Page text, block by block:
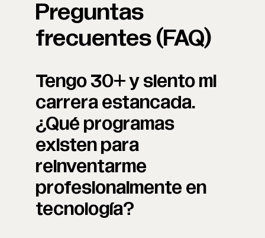
Preguntas
frecuentes (FAQ)
Tengo 30+ y siento mi
carrera estancada.
¿Qué programas
existen para
reinventarme
profesionalmente en
tecnología?